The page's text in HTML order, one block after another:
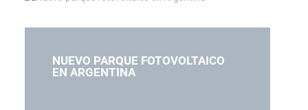
NUEVO PARQUE FOTOVOLTAICO
EN ARGENTINA